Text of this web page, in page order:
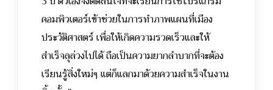
คอมพิวเตอร์เข้าช่วยในการทำภาพแผนที่เมือง
ประวัติศาสตร์ เพื่อให้เกิดความรวดเร็วและให้
สำเร็จลุล่วงไปได้ ถือเป็นความยากลำบากที่จะต้อง
เรียนรู้สิ่งใหม่ๆ แต่ก็แลกมาด้วยความสำเร็จในงาน